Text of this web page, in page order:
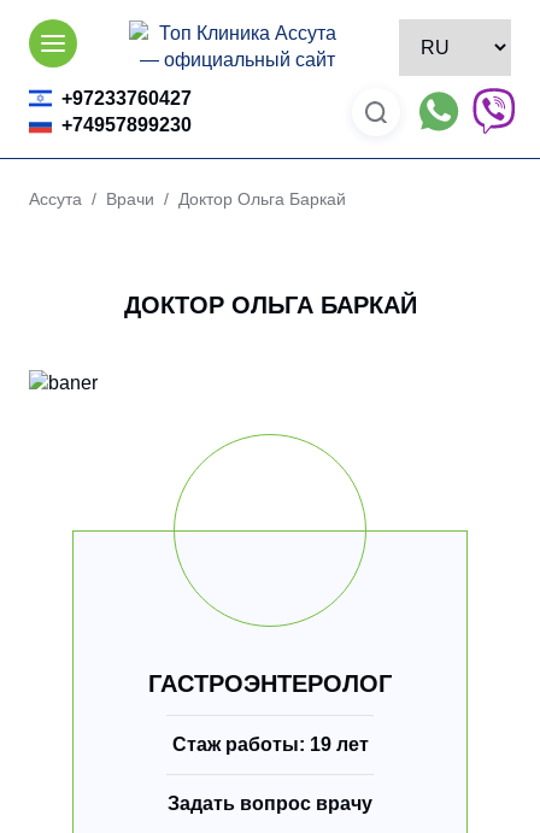
Skip
content
+97233760427
+74957899230
Ассута / Врачи / Доктор Ольга Баркай
ДОКТОР ОЛЬГА БАРКАЙ
ГАСТРОЭНТЕРОЛОГ
Стаж работы: 19 лет
Задать вопрос врачу